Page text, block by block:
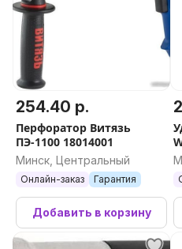
254.40 р.
Перфоратор Витязь
ПЭ-1100 18014001
Минск, Центральный
Онлайн-заказ Гарантия
Добавить в корзину